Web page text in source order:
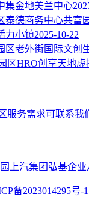
集金地美兰中心
泰德商务中心共富
力小镇2025-10-22
老外街国际文创
HRO创享天地虚
务需求可联系我
上汽集团 弘基企业
备2023014295号-1